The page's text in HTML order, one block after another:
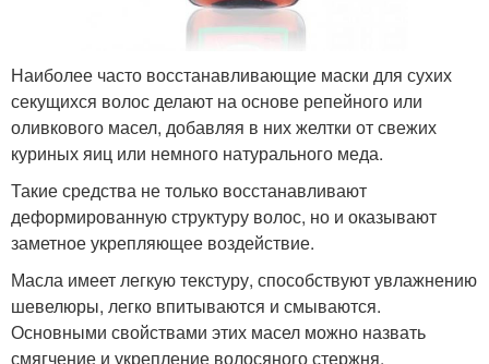
Наиболее часто восстанавливающие маски для сухих
секущихся волос делают на основе репейного или
оливкового масел, добавляя в них желтки от свежих
куриных яиц или немного натурального меда.
Такие средства не только восстанавливают
деформированную структуру волос, но и оказывают
заметное укрепляющее воздействие.
Масла имеет легкую текстуру, способствуют увлажнению
шевелюры, легко впитываются и смываются.
Основными свойствами этих масел можно назвать
смягчение и укрепление волосяного стержня.